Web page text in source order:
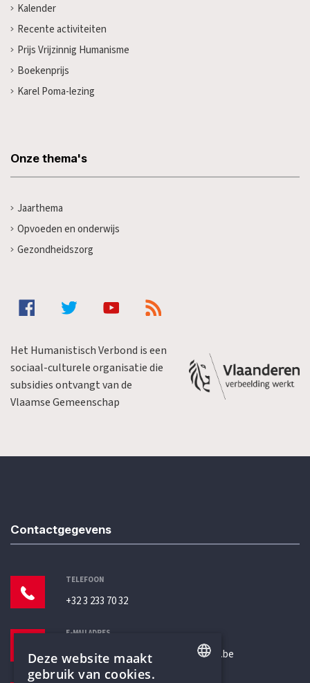
Kalender
Recente activiteiten
Prijs Vrijzinnig Humanisme
Boekenprijs
Karel Poma-lezing
Onze thema's
Jaarthema
Opvoeden en onderwijs
Gezondheidszorg
Het Humanistisch Verbond is een
sociaal-culturele organisatie die
subsidies ontvangt van de
Vlaamse Gemeenschap
Contactgegevens
TELEFOON
+32 3 233 70 32
E-MAILADRES
secretariaat@humanistischverbond.be
Deze website maakt
gebruik van cookies.